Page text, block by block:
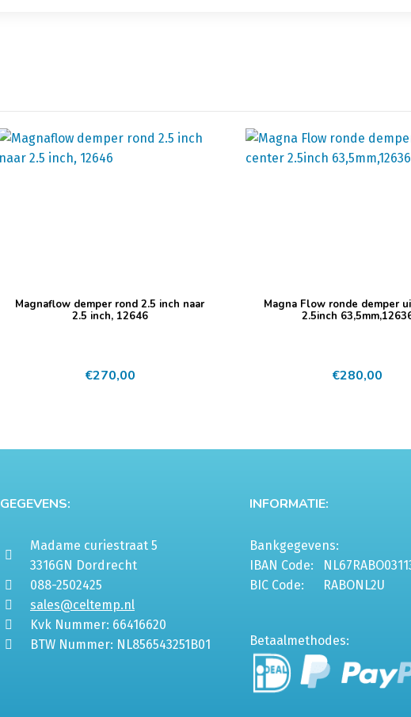
Magnaflow demper rond 2.5 inch naar
2.5 inch, 12646
€270,00
Magna Flow ronde demper
2.5inch
€280,00
GEGEVENS:
Madame curiestraat 5
3316GN Dordrecht
088-2502425
sales@celtemp.nl
Kvk Nummer: 66416620
BTW Nummer: NL856543251B01
INFORMATIE:
Bankgegevens:
IBAN Code:
BIC Code:
RABONL2U
Betaalmethodes: